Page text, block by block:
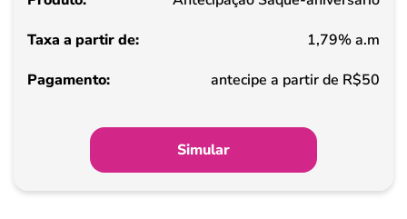
Pagamento
1,79% a.m
antecipe a partir de R$50
Simular